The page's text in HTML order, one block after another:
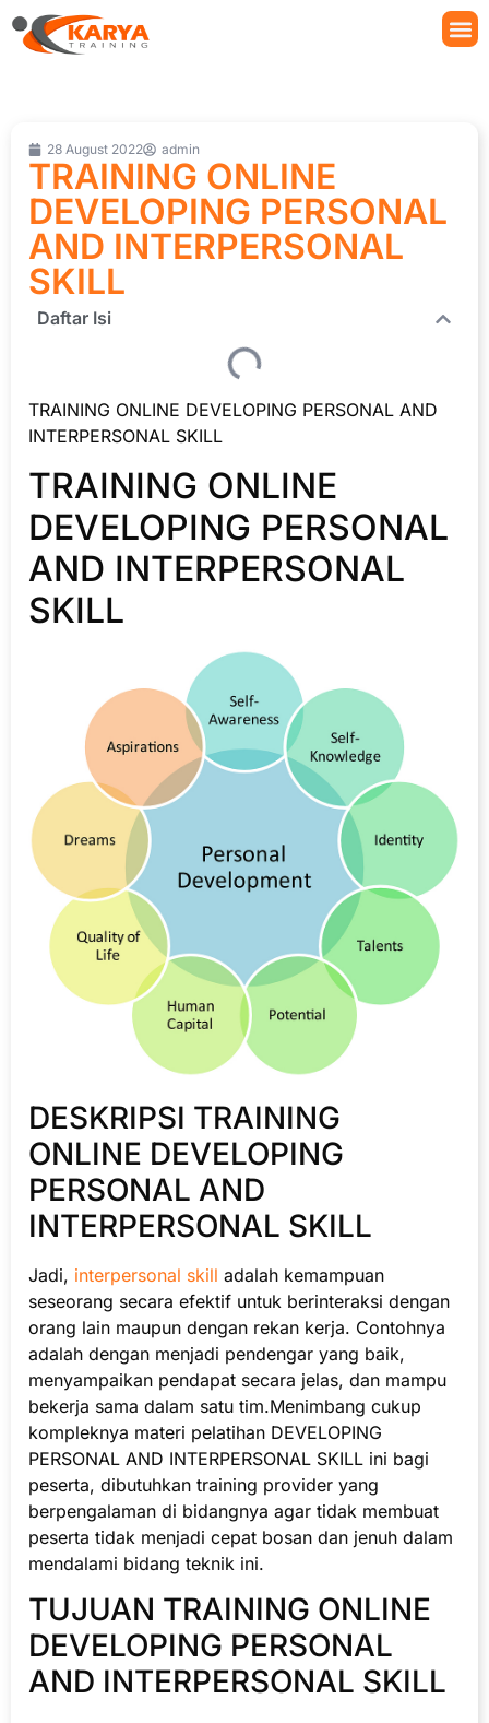
28 August 2022 admin
TRAINING ONLINE
DEVELOPING PERSONAL
AND INTERPERSONAL
SKILL
Daftar Isi
TRAINING ONLINE DEVELOPING PERSONAL AND
INTERPERSONAL SKILL
TRAINING ONLINE
DEVELOPING PERSONAL
AND INTERPERSONAL
SKILL
DESKRIPSI TRAINING
ONLINE DEVELOPING
PERSONAL AND
INTERPERSONAL SKILL
Jadi, interpersonal skill adalah kemampuan
seseorang secara efektif untuk berinteraksi dengan
orang lain maupun dengan rekan kerja. Contohnya
adalah dengan menjadi pendengar yang baik,
menyampaikan pendapat secara jelas, dan mampu
bekerja sama dalam satu tim.Menimbang cukup
kompleknya materi pelatihan DEVELOPING
PERSONAL AND INTERPERSONAL SKILL ini bagi
peserta, dibutuhkan training provider yang
berpengalaman di bidangnya agar tidak membuat
peserta tidak menjadi cepat bosan dan jenuh dalam
mendalami bidang teknik ini.
TUJUAN TRAINING ONLINE
DEVELOPING PERSONAL
AND INTERPERSONAL SKILL